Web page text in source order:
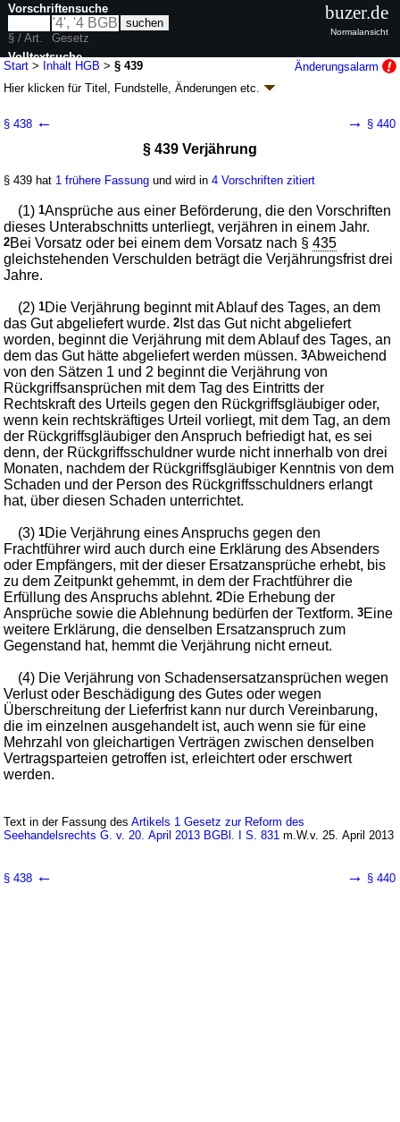
Start > Inhalt HGB >§ 439
Änderungsalarm
Hier klicken fürTitel, Fundstelle, Änderungen etc.
BGBl. 2026 I Nr. 33
98 weitere Fassungen | wird in 1597 Vorschriften zitiert
Viertes Buch Handelsgeschäfte
Vierter Abschnitt Frachtgeschäft
Erster Unterabschnitt Allgemeine Vorschriften
§ 438 ← → § 440
§ 439 Verjährung
§ 439 hat 1 frühere Fassung und wird in4 Vorschriften zitiert
(1)1Ansprüche aus einer Beförderung, die den Vorschriften
dieses Unterabschnitts unterliegt, verjähren in einem Jahr.
2Bei Vorsatz oder bei einem dem Vorsatz nach §435
gleichstehenden Verschulden beträgt die Verjährungsfrist drei
Jahre.
(2)1Die Verjährung beginnt mit Ablauf des Tages, an dem
das Gut abgeliefert wurde.2 Ist das Gut nicht abgeliefert
worden, beginnt die Verjährung mit dem Ablauf des Tages, an
dem das Gut hätte abgeliefert werden müssen.3Abweichend
von den Sätzen 1 und 2 beginnt die Verjährung von
Rückgriffsansprüchen mit dem Tag des Eintritts der
Rechtskraft des Urteils gegen den Rückgriffsgläubiger oder,
wenn kein rechtskräftiges Urteil vorliegt, mit dem Tag, an dem
der Rückgriffsgläubiger den Anspruch befriedigt hat, es sei
denn, der Rückgriffsschuldner wurde nicht innerhalb von drei
Monaten, nachdem der Rückgriffsgläubiger Kenntnis von dem
Schaden und der Person des Rückgriffsschuldners erlangt
hat, über diesen Schaden unterrichtet.
(3)1Die Verjährung eines Anspruchs gegen den
Frachtführer wird auch durch eine Erklärung des Absenders
oder Empfängers, mit der dieser Ersatzansprüche erhebt, bis
zu dem Zeitpunkt gehemmt, in dem der Frachtführer die
Erfüllung des Anspruchs ablehnt.2Die Erhebung der
Ansprüche sowie die Ablehnung bedürfen der Textform.3Eine
weitere Erklärung, die denselben Ersatzanspruch zum
Gegenstand hat, hemmt die Verjährung nicht erneut.
(4) Die Verjährung von Schadensersatzansprüchen wegen
Verlust oder Beschädigung des Gutes oder wegen
Überschreitung der Lieferfrist kann nur durch Vereinbarung,
die im einzelnen ausgehandelt ist, auch wenn sie für eine
Mehrzahl von gleichartigen Verträgen zwischen denselben
Vertragsparteien getroffen ist, erleichtert oder erschwert
werden.
Text in der Fassung desArtikels 1 Gesetz zur Reform des
Seehandelsrechts G. v. 20. April 2013 BGBl. I S. 831 m.W.v. 25. April 2013
§ 438 ← → § 440
Vorschriftensuche
§ / Art.
Gesetz
Volltextsuche
nur in HGB
buzer.de
Normalansicht